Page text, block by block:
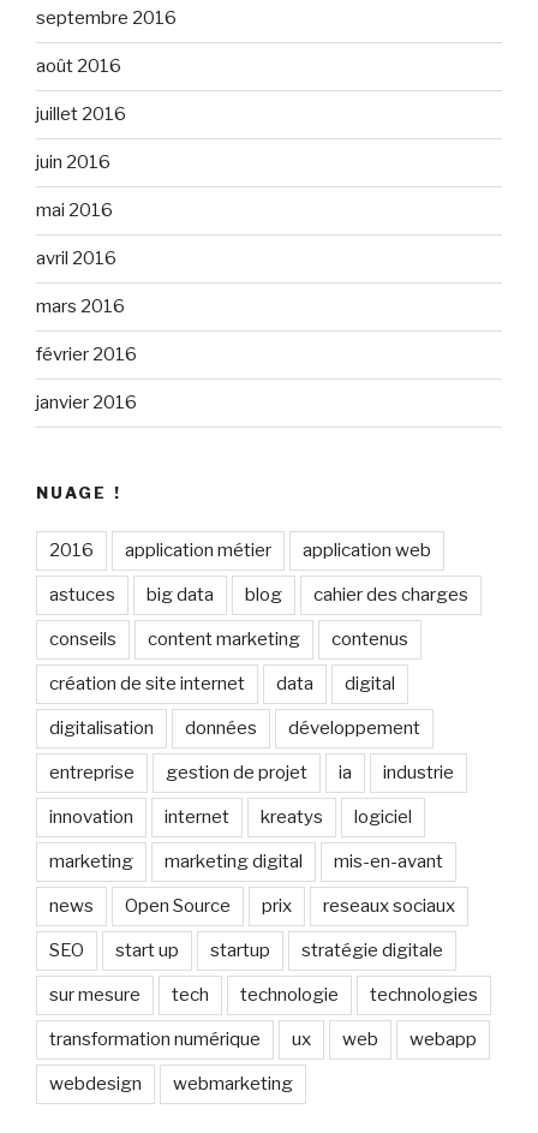
septembre 2016
août 2016
juillet 2016
juin 2016
mai 2016
avril 2016
mars 2016
février 2016
janvier 2016
NUAGE !
2016 application métier application web
astuces big data blog cahier des charges
conseils content marketing contenus
création de site internet data digital
digitalisation données développement
entreprise gestion de projet ia industrie
innovation internet kreatys logiciel
marketing marketing digital mis-en-avant
news Open Source prix reseaux sociaux
SEO start up startup stratégie digitale
sur mesure tech technologie technologies
transformation numérique ux web webapp
webdesign webmarketing